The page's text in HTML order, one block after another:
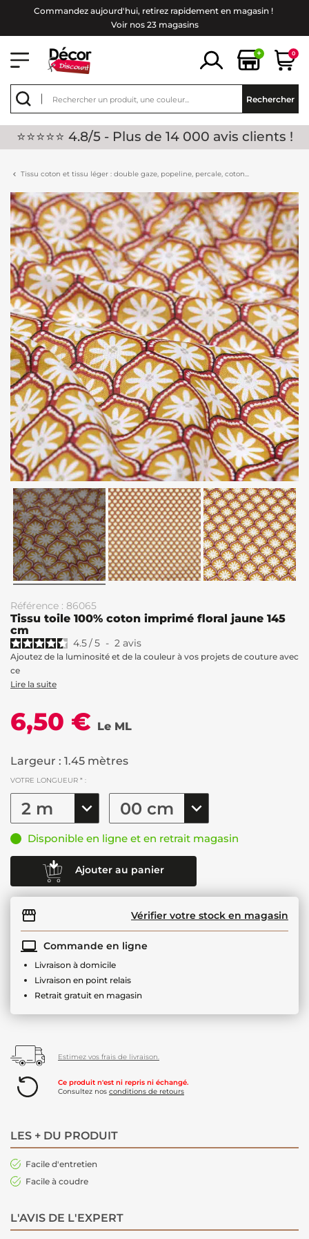
Commandez aujourd'hui, retirez rapidement en magasin !
Voir nos 23 magasins
+ 0
Rechercher
⭐⭐⭐⭐⭐ 4.8/5 - Plus de 14 000 avis clients !
Tissu coton et tissu léger : double gaze, popeline, percale, coton...
Référence : 86065
Tissu toile 100% coton imprimé floral jaune 145
cm
4.5/5 - 2 avis
Ajoutez de la luminosité et de la couleur à vos projets de couture avec
ce
Lire la suite
6,50 € Le ML
Largeur : 1.45 mètres
VOTRE LONGUEUR * :
Disponible en ligne et en retrait magasin
Ajouter au panier
Vérifier votre stock en magasin
Commande en ligne
Livraison à domicile
Livraison en point relais
Retrait gratuit en magasin
Estimez vos frais de livraison.
Ce produit n'est ni repris ni échangé.
Consultez nos conditions de retours
LES + DU PRODUIT
Facile d'entretien
Facile à coudre
L'AVIS DE L'EXPERT